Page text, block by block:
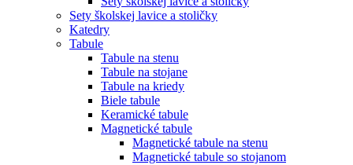
Sety školskej lavice a stoličky
Katedry
Tabule
Tabule na stenu
Tabule na stojane
Tabule na kriedy
Biele tabule
Keramické tabule
Magnetické tabule
Magnetické tabule na stenu
Magnetické tabule so stojanom